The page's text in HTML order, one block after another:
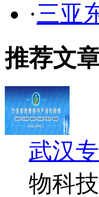
·三亚
推荐文
武汉
物科